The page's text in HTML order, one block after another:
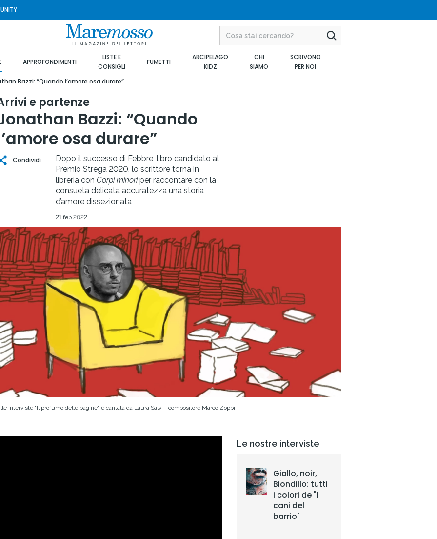
APPROFONDIMENTI
LISTE E
CONSIGLI
FUMETTI
ARCIPELAGO
KIDZ
CHI
SIAMO
SCRIVONO
PER NOI
Bazzi: “Quando l’amore osa durare”
e partenze
Bazzi: “Quando
osa durare”
Condividi
Dopo il successo di Febbre, libro candidato al
Premio Strega 2020, lo scrittore torna in
libreria con Corpi minoriper raccontare con la
consueta delicata accuratezza una storia
d’amore dissezionata
21 feb 2022
interviste "Il profumo delle pagine" è cantata da Laura Salvi - compositore Marco Zoppi
Le nostre interviste
Giallo, noir,
Biondillo: tutti
i colori de "I
cani del
barrio"